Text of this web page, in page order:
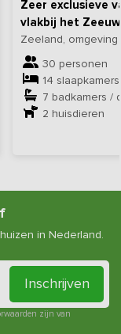
Zeer exclusieve
vlakbij het
Zeeland, omgeving
30 personen
14 slaapkamers
7 badkamers /
2 huisdieren
in Nederland.
Inschrijven
zijn van